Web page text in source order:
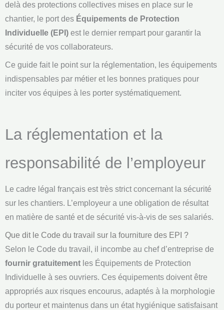
delà des protections collectives mises en place sur le
chantier, le port des Équipements de Protection
Individuelle (EPI) est le dernier rempart pour garantir la
sécurité de vos collaborateurs.
Ce guide fait le point sur la réglementation, les équipements
indispensables par métier et les bonnes pratiques pour
inciter vos équipes à les porter systématiquement.
La réglementation et la
responsabilité de l’employeur
Le cadre légal français est très strict concernant la sécurité
sur les chantiers. L’employeur a une obligation de résultat
en matière de santé et de sécurité vis-à-vis de ses salariés.
Que dit le Code du travail sur la fourniture des EPI ?
Selon le Code du travail, il incombe au chef d’entreprise de
fournir gratuitement les Équipements de Protection
Individuelle à ses ouvriers. Ces équipements doivent être
appropriés aux risques encourus, adaptés à la morphologie
du porteur et maintenus dans un état hygiénique satisfaisant